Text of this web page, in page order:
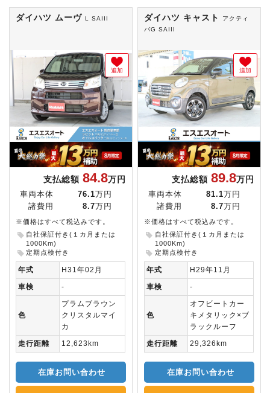
ダイハツ ムーヴ L SAIII
追加
支払総額 84.8万円
車両本体 76.1 万円
諸費用
8.7 万円
※価格はすべて税込みです。
自社保証付き(１カ月または
1000Km)
定期点検付き
年式
H31年02月
車検
-
色
プラムブラウン
クリスタルマイ
カ
走行距離
12,623km
在庫お問い合わせ
ダイハツ キャスト
アクティ
バG SAIII
追加
支払総額 89.8万円
車両本体 81.1 万円
諸費用
8.7 万円
※価格はすべて税込みです。
自社保証付き(１カ月または
1000Km)
定期点検付き
年式
H29年11月
車検
-
色
オフビートカー
キメタリック×ブ
ラックルーフ
走行距離
29,326km
在庫お問い合わせ